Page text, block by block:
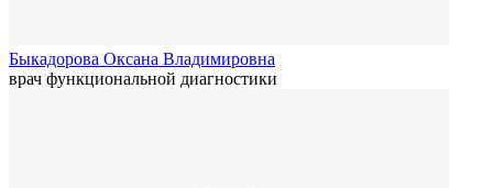
Быкадорова Оксана Владимировна
врач функциональной диагностики